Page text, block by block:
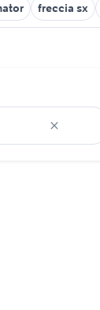
freccia sx